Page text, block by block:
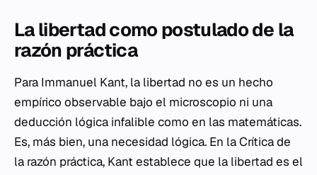
La libertad como postulado de la
razón práctica
Para Immanuel Kant, la libertad no es un hecho
empírico observable bajo el microscopio ni una
deducción lógica infalible como en las matemáticas.
Es, más bien, una necesidad lógica. En laCrítica de
la razón práctica, Kant establece que la libertad es el